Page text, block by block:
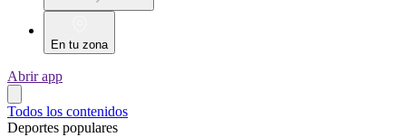
En tu zona
Abrir app
Todos los contenidos
Deportes populares